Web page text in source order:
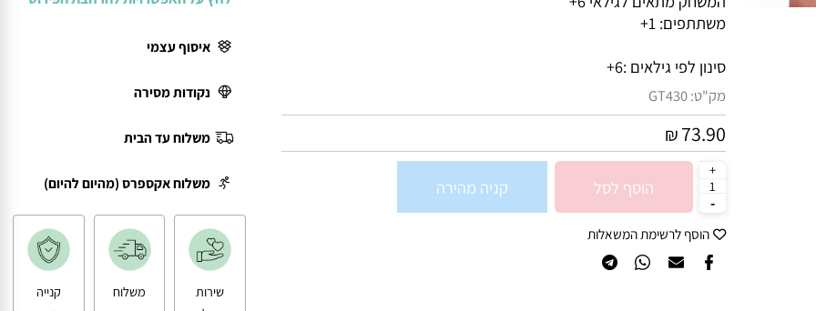
המשחק מתאים לגילאי 6+
סינון לפי גילאים :
מק"ט:GT430
₪ 73.90
הוסף לרשימת המשאלות
משלוח אקספרס (מהיום להיום)